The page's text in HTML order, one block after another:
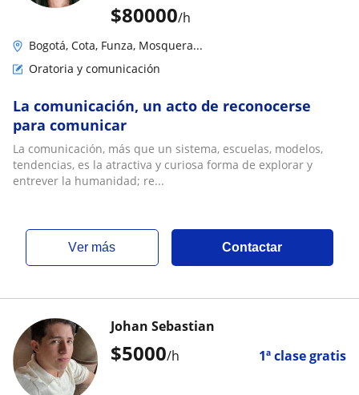
$80000/h
Bogotá, Cota, Funza, Mosquera...
Oratoria y comunicación
La comunicación, un acto de reconocerse
para comunicar
La comunicación, más que un sistema, escuelas, modelos,
tendencias, es la atractiva y curiosa forma de explorar y
entrever la humanidad; re...
ver más Contactar
$5000/h 1ª clase gratis
Johan Sebastian